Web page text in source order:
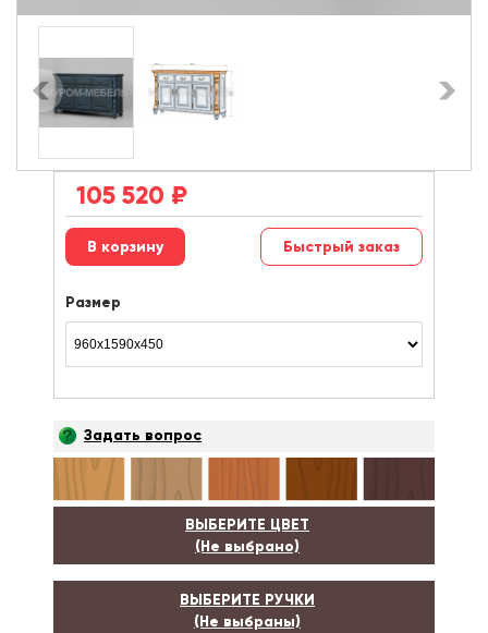
105 520 ₽
Быстрый заказ
Размер
Задать вопрос
ВЫБЕРИТЕ ЦВЕТ
(Не выбрано)
ВЫБЕРИТЕ РУЧКИ
(Не выбраны)